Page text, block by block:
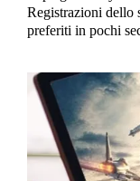
Registrazioni dello
preferiti in pochi